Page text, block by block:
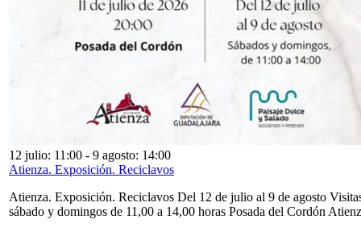
12 julio: 11:00 - 9 agosto: 14:00
Atienza. Exposición. Reciclavos
Atienza. Exposición. Reciclavos Del 12 de julio al 9 de agosto
sábado y domingos de 11,00 a 14,00 horas Posada del Cordón